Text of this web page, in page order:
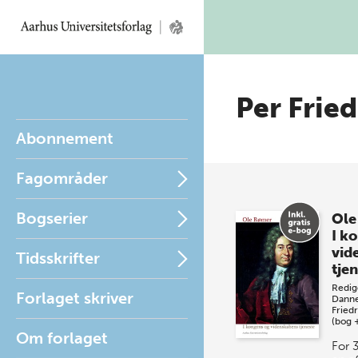
Abonnement
Fagområder
Bogserier
Tidsskrifter
Forlaget skriver
Om forlaget
Per
I
(bog
For